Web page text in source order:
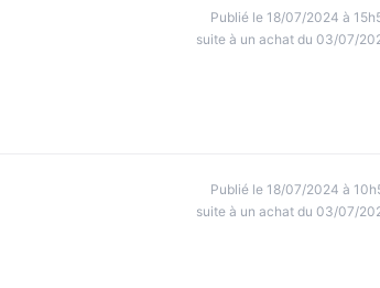
Publié le 18/07/2024 à
suite à un achat du 03/07/
Publié le 18/07/2024 à
suite à un achat du 03/07/